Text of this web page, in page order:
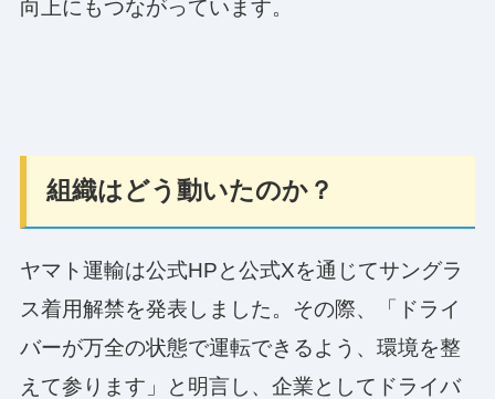
向上にもつながっています。
組織はどう動いたのか？
ヤマト運輸は公式HPと公式Xを通じてサングラ
ス着用解禁を発表しました。その際、「ドライ
バーが万全の状態で運転できるよう、環境を整
えて参ります」と明言し、企業としてドライバ